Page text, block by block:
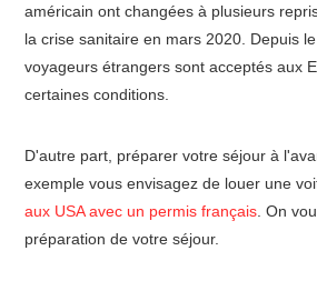
américain ont changées à plusieurs
la crise sanitaire en mars 2020. Depuis
voyageurs étrangers sont acceptés aux
certaines conditions.
D'autre part, préparer votre séjour à
exemple vous envisagez de louer une
aux USA avec un permis français . On
préparation de votre séjour.